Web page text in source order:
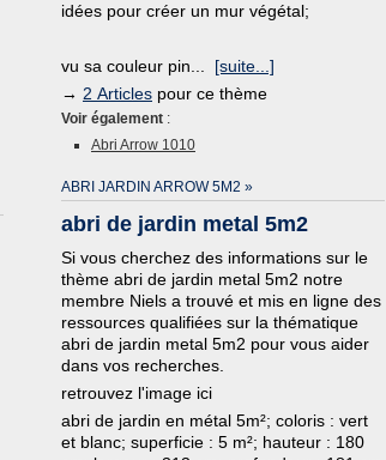
idées pour créer un mur végétal;
vu sa couleur pin... [suite...]
→ 2 Articles pour ce thème
Voir également :
Abri Arrow 1010
ABRI JARDIN ARROW 5M2 »
abri de jardin metal 5m2
Si vous cherchez des informations sur le
thème abri de jardin metal 5m2 notre
membre Niels a trouvé et mis en ligne des
ressources qualifiées sur la thématique
abri de jardin metal 5m2 pour vous aider
dans vos recherches.
retrouvez l'image ici
abri de jardin en métal 5m²; coloris : vert
et blanc; superficie : 5 m²; hauteur : 180